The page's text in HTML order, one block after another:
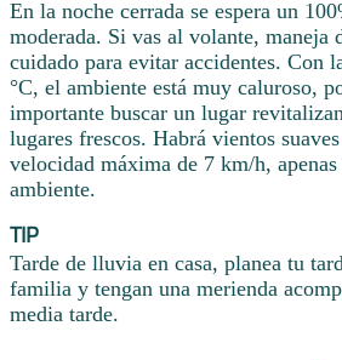
En la noche cerrada se espera un
moderada. Si vas al volante, maneja
cuidado para evitar accidentes. Con
°C, el ambiente está muy caluroso,
importante buscar un lugar
lugares frescos. Habrá vientos
velocidad máxima de 7 km/h,
ambiente.
TIP
Tarde de lluvia en casa, planea tu
familia y tengan una merienda
media tarde.